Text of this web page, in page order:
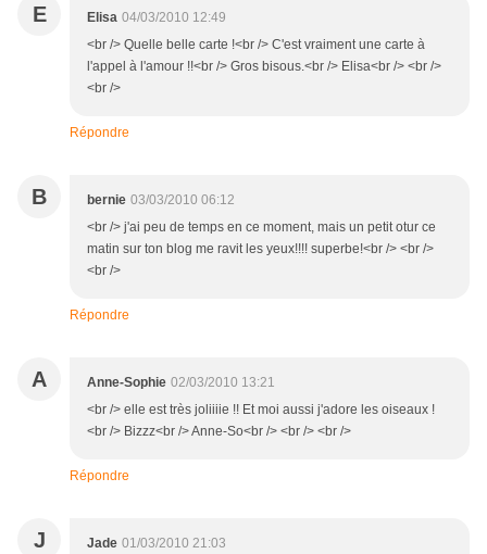
E Elisa 04/03/2010 12:49
<br /> Quelle belle carte !<br /> C'est vraiment une carte à
l'appel à l'amour !!<br /> Gros bisous.<br /> Elisa<br /> <br />
<br />
Répondre
B bernie 03/03/2010 06:12
<br /> j'ai peu de temps en ce moment, mais un petit otur ce
matin sur ton blog me ravit les yeux!!!! superbe!<br /> <br />
<br />
Répondre
A Anne-Sophie 02/03/2010 13:21
<br /> elle est très joliiiie !! Et moi aussi j'adore les oiseaux !
<br /> Bizzz<br /> Anne-So<br /> <br /> <br />
Répondre
J Jade 01/03/2010 21:03